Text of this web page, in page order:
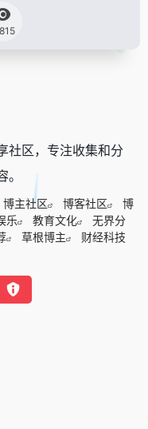
社区，专注收集和分
博主社区 博客社区
博
乐 教育文化
无界分
草根博主
财经科技